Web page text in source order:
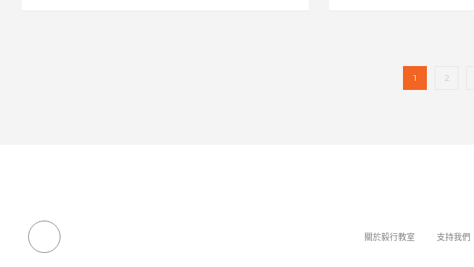
1 2
關於毅行教室 支持我們